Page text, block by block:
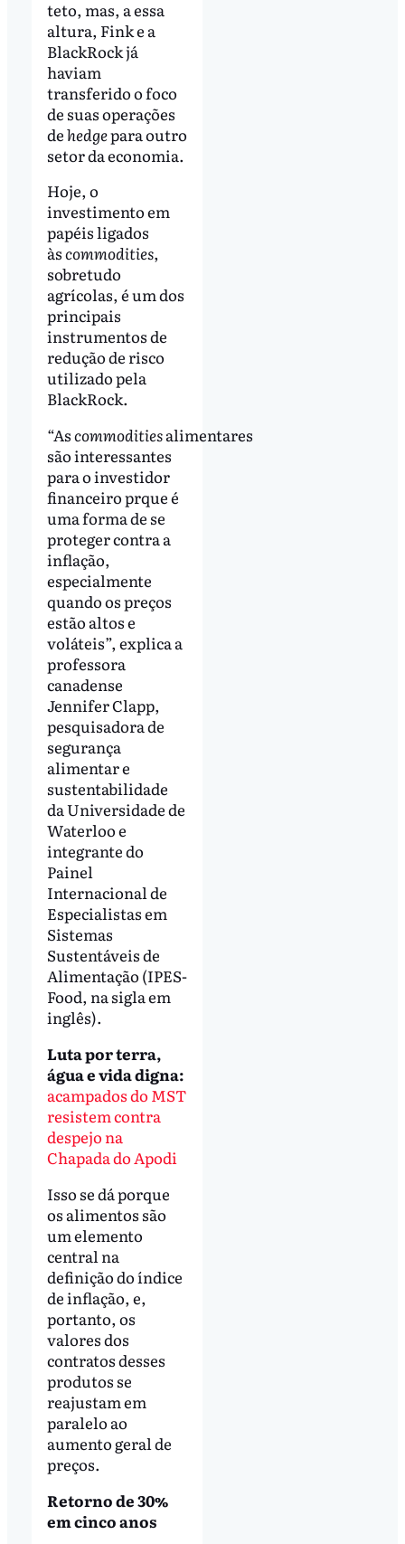
teto, mas, a essa
altura, Fink e a
BlackRock já
haviam
transferido o foco
de suas operações
dehedgepara outro
setor da economia.
Hoje, o
investimento em
papéis ligados
àscommodities,
sobretudo
agrícolas, é um dos
principais
instrumentos de
redução de risco
utilizado pela
BlackRock.
“Ascommoditiesalimentares
são interessantes
para o investidor
financeiro prque é
uma forma de se
proteger contra a
inflação,
especialmente
quando os preços
estão altos e
voláteis”, explica a
professora
canadense
Jennifer Clapp,
pesquisadora de
segurança
alimentar e
sustentabilidade
da Universidade de
Waterloo e
integrante do
Painel
Internacional de
Especialistas em
Sistemas
Sustentáveis de
Alimentação (IPES-
Food, na sigla em
inglês).
Luta por terra,
água e vida digna:
acampados do MST
resistem contra
despejo na
Chapada do Apodi
Isso se dá porque
os alimentos são
um elemento
central na
definição do índice
de inflação, e,
portanto, os
valores dos
contratos desses
produtos se
reajustam em
paralelo ao
aumento geral de
preços.
Retorno de 30%
em cinco anos